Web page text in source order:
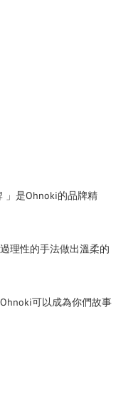
」是Ohnoki的品牌精
理性的手法做出溫柔的
可以成為你們故事